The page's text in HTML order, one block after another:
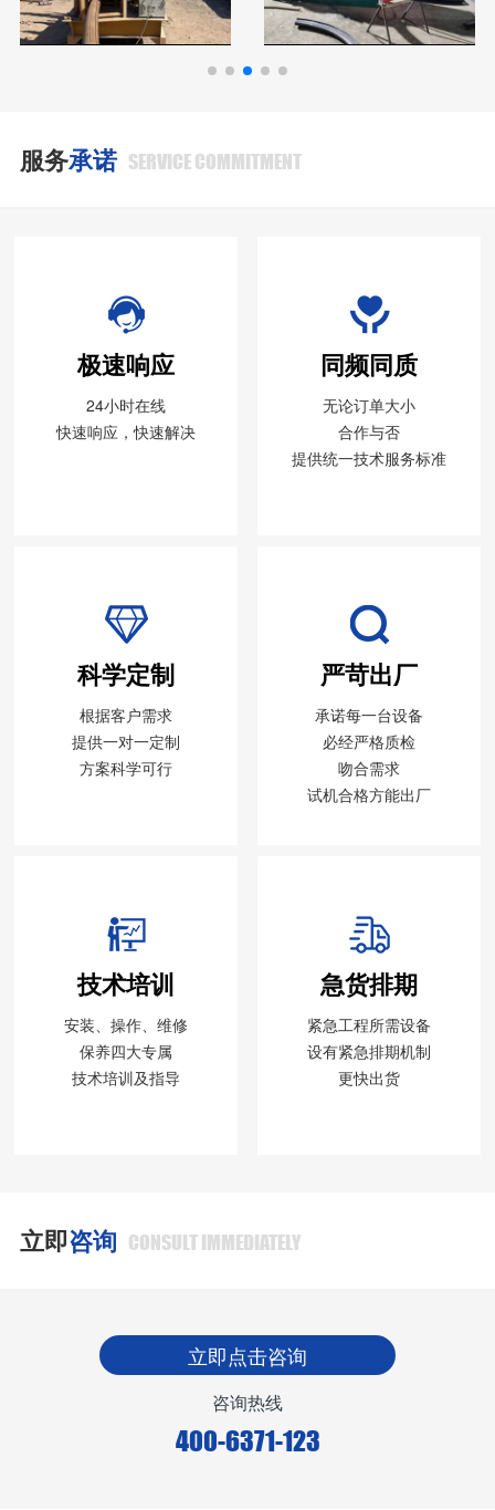
服务承诺 SERVICE COMMITMENT
极速响应
24小时在线
快速响应，快速解决
同频同质
无论订单大小
合作与否
提供统一技术服务标准
科学定制
根据客户需求
提供一对一定制
方案科学可行
严苛出厂
承诺每一台设备
必经严格质检
吻合需求
试机合格方能出厂
技术培训
安装、操作、维修
保养四大专属
技术培训及指导
急货排期
紧急工程所需设备
设有紧急排期机制
更快出货
立即咨询 CONSULT IMMEDIATELY
立即点击咨询
咨询热线
400-6371-123